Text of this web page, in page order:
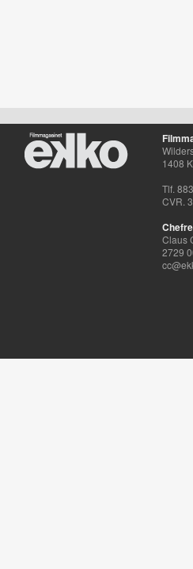
1408
Tlf.
CVR.
Claus
2729